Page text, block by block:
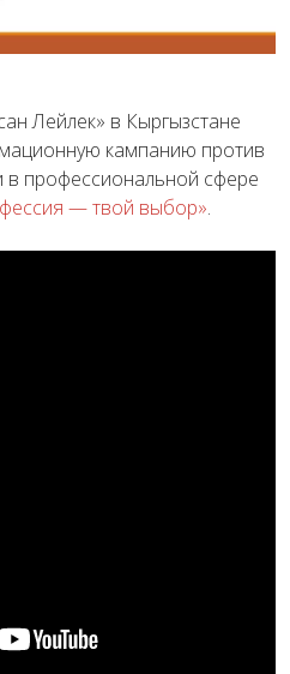
Лейлек» в Кыргызстане
кампанию против
в профессиональной сфере
— твой выбор».